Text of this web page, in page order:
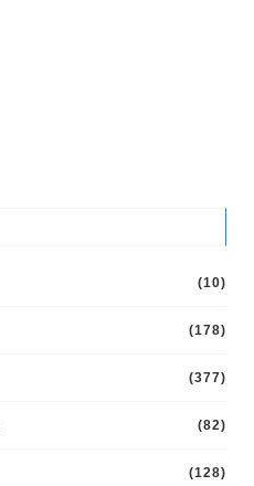
(10)
(178)
(377)
(82)
(128)